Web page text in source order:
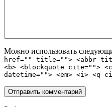
Можно использовать
href="" title=""> <abbr
<b> <blockquote cite="">
datetime=""> <em> <i> <q